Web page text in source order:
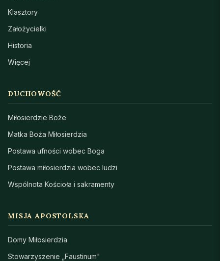
Klasztory
Założycielki
Historia
Więcej
DUCHOWOŚĆ
Miłosierdzie Boże
Matka Boża Miłosierdzia
Postawa ufności wobec Boga
Postawa miłosierdzia wobec ludzi
Wspólnota Kościoła i sakramenty
MISJA APOSTOLSKA
Domy Miłosierdzia
Stowarzyszenie „Faustinum"